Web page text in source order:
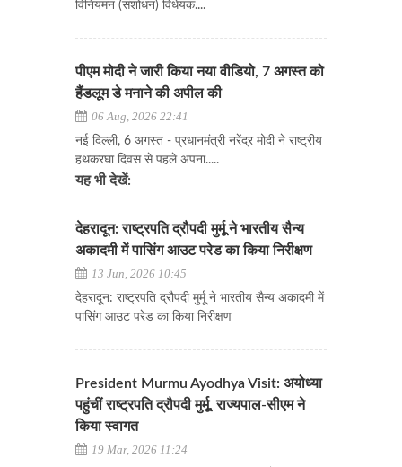
विनियमन (संशोधन) विधेयक....
पीएम मोदी ने जारी किया नया वीडियो, 7 अगस्त को
हैंडलूम डे मनाने की अपील की
06 Aug, 2026 22:41
नई दिल्ली, 6 अगस्त - प्रधानमंत्री नरेंद्र मोदी ने राष्ट्रीय
हथकरघा दिवस से पहले अपना.....
यह भी देखें:
देहरादून: राष्ट्रपति द्रौपदी मुर्मू ने भारतीय सैन्य
अकादमी में पासिंग आउट परेड का किया निरीक्षण
13 Jun, 2026 10:45
देहरादून: राष्ट्रपति द्रौपदी मुर्मू ने भारतीय सैन्य अकादमी में
पासिंग आउट परेड का किया निरीक्षण
President Murmu Ayodhya Visit: अयोध्या
पहुंचीं राष्ट्रपति द्रौपदी मुर्मू, राज्यपाल-सीएम ने
किया स्वागत
19 Mar, 2026 11:24